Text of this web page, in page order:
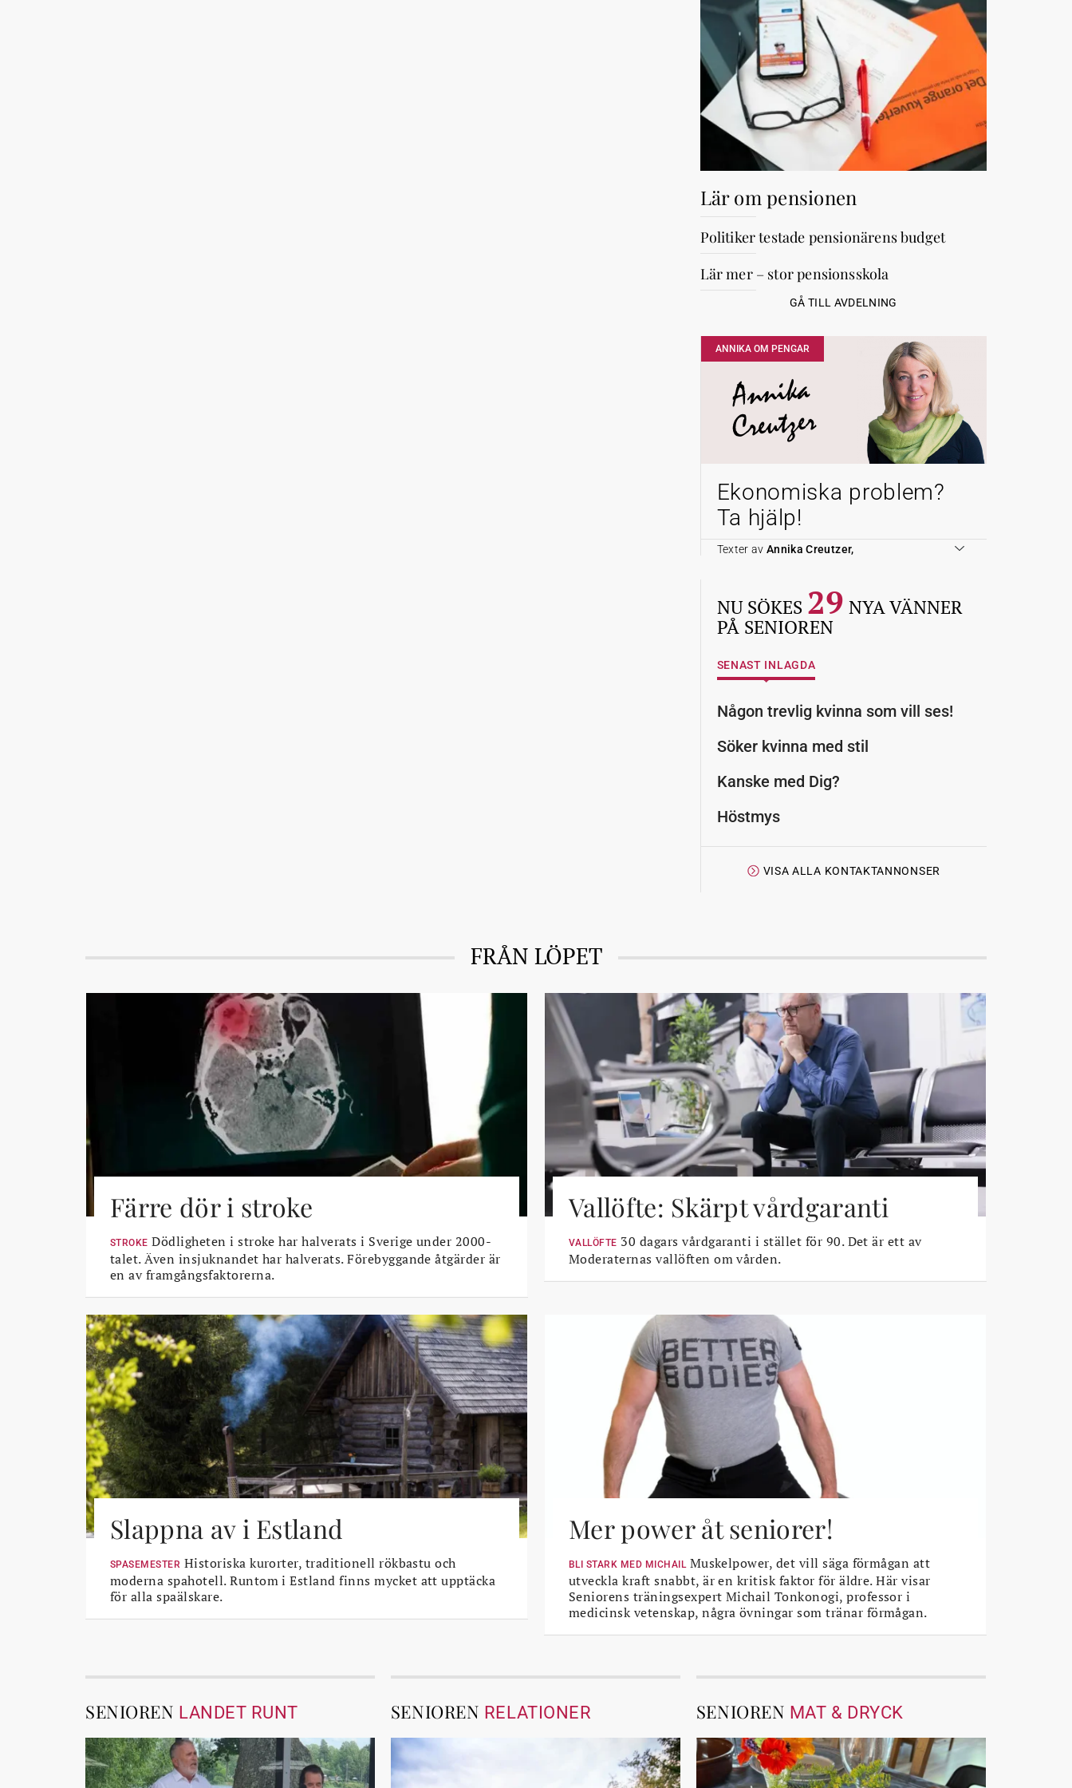
Lär om pensionen
Politiker testade pensionärens budget
Lär mer – stor pensionsskola
GÅ TILL AVDELNING
ANNIKA OM PENGAR
Annika
Creutzer
Ekonomiska problem?
Ta hjälp!
Texter av Annika Creutzer,
NU SÖKES 29 NYA VÄNNER
PÅ SENIOREN
SENAST INLAGDA
Någon trevlig kvinna som vill ses!
Söker kvinna med stil
Kanske med Dig?
Höstmys
VISA ALLA KONTAKTANNONSER
FRÅN LÖPET
Färre dör i stroke
STROKE Dödligheten i stroke har halverats i Sverige under 2000-
talet. Även insjuknandet har halverats. Förebyggande åtgärder är
en av framgångsfaktorerna.
Vallöfte: Skärpt vårdgaranti
VALLÖFTE 30 dagars vårdgaranti i stället för 90. Det är ett av
Moderaternas vallöften om vården.
Slappna av i Estland
SPASEMESTER Historiska kurorter, traditionell rökbastu och
moderna spahotell. Runtom i Estland finns mycket att upptäcka
för alla spaälskare.
Mer power åt seniorer!
BLI STARK MED MICHAILMuskelpower, det vill säga förmågan att
utveckla kraft snabbt, är en kritisk faktor för äldre. Här visar
Seniorens träningsexpert Michail Tonkonogi, professor i
medicinsk vetenskap, några övningar som tränar förmågan.
SENIOREN LANDET RUNT SENIOREN RELATIONER SENIOREN MAT & DRYCK